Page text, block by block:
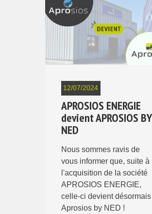
12/07/2024
APROSIOS ENERGIE
devient APROSIOS BY
NED
Nous sommes ravis de
vous informer que, suite à
l'acquisition de la société
APROSIOS ENERGIE,
celle-ci devient désormais
Aprosios by NED !